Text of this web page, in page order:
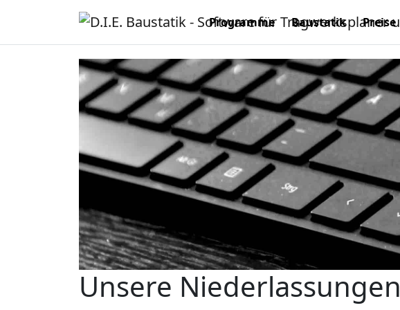
Programme Baustatik Preise
Unsere Niederlassungen